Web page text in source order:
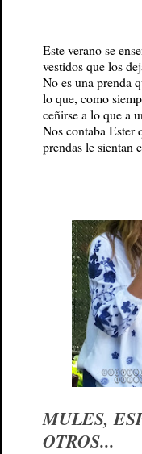
Este verano se
vestidos que los
No es una prenda
lo que, como
ceñirse a lo que a
Nos contaba Ester
prendas le sientan
MULES,
OTROS...